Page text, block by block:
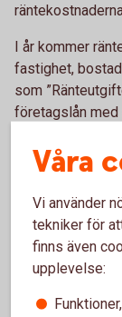
I år kommer
fastighet,
som
företagslån med
att förtryckas
Båda är
Förenklat
Har du en
gjort ett
Våra
Vi använder
tekniker för
finns även
upplevelse: